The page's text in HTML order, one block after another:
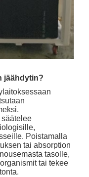
jäähdytin?
Poistamalla
tai absorption
tasolle,
tai tekee